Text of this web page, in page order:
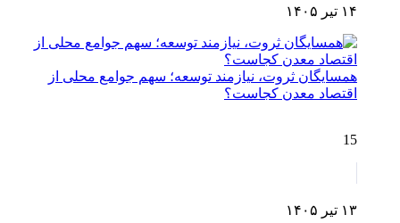
۱۴ تیر ۱۴۰۵
همسایگان ثروت، نیازمند توسعه؛ سهم جوامع محلی از
اقتصاد معدن کجاست؟
15
۱۳ تیر ۱۴۰۵